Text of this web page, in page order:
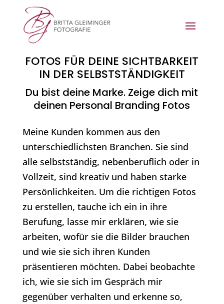
FOTOS FÜR DEINE SICHTBARKEIT
IN DER SELBSTSTÄNDIGKEIT
Du bist deine Marke. Zeige dich mit
deinen Personal Branding Fotos
Meine Kunden kommen aus den
unterschiedlichsten Branchen. Sie sind
alle selbstständig, nebenberuflich oder in
Vollzeit, sind kreativ und haben starke
Persönlichkeiten. Um die richtigen Fotos
zu erstellen, tauche ich ein in ihre
Berufung, lasse mir erklären, wie sie
arbeiten, wofür sie die Bilder brauchen
und wie sie sich ihren Kunden
präsentieren möchten. Dabei beobachte
ich, wie sie sich im Gespräch mir
gegenüber verhalten und erkenne so,